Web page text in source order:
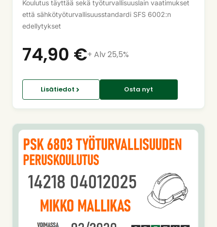
Koulutus täyttää sekä työturvallisuuslain vaatimukset
että sähkötyöturvallisuusstandardi SFS 6002:n
edellytykset
74,90 €+ Alv 25,5%
Lisätiedot Osta nyt